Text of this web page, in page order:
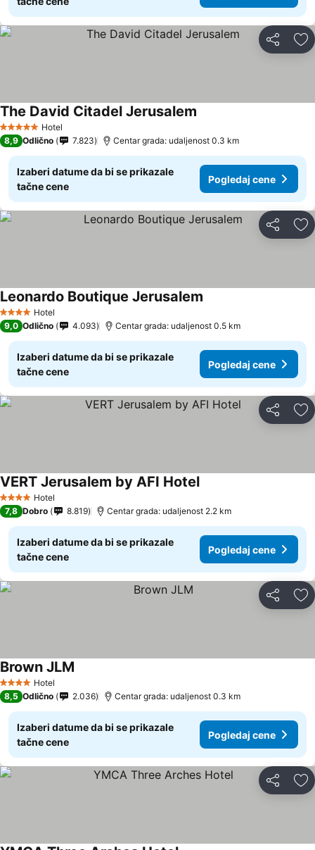
Deli
5 ZvezdiceHotel
The David Citadel Jerusalem
8,9 Odlično 7.823 Centar grada: udaljenost 0.3 km
Izaberi datume da bi se prikazale
tačne cene
Pogledaj cene
Deli
4 ZvezdiceHotel
Leonardo Boutique Jerusalem
9,0 Odlično 4.093 Centar grada: udaljenost 0.5 km
Izaberi datume da bi se prikazale
tačne cene
Pogledaj cene
Deli
4 ZvezdiceHotel
VERT Jerusalem by AFI Hotel
7,8 Dobro 8.819 Centar grada: udaljenost 2.2 km
Izaberi datume da bi se prikazale
tačne cene
Pogledaj cene
Deli
4 ZvezdiceHotel
Brown JLM
8,5 Odlično 2.036 Centar grada: udaljenost 0.3 km
Izaberi datume da bi se prikazale
tačne cene
Pogledaj cene
Deli